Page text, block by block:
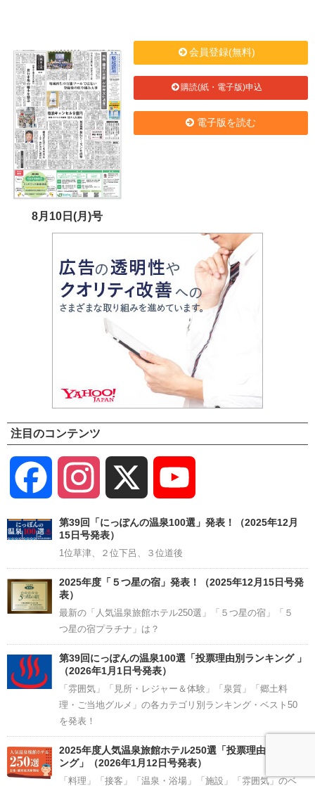
8月10日(月)号
会員登録(無料)
購読(紙・電子版)申込
電子版を読む
注目のコンテンツ
Facebook Instagram
Channel
第39回「にっぽんの温泉100選」発表！（2025年12月
15日号発表）
1位草津、２位下呂、３位道後
2025年度「５つ星の宿」発表！（2025年12月15日号発
表）
最新の「人気温泉旅館ホテル250選」「５つ星の宿」「５
つ星の宿プラチナ」は？
第39回にっぽんの温泉100選「投票理由別ランキング 」
（2026年1月1日号発表）
「雰囲気」「見所・レジャー＆体験」「泉質」「郷土料
理・ご当地グルメ」の各カテゴリ別ランキング・ベスト50
を発表！
2025年度人気温泉旅館ホテル250選「投票理由別ランキ
ング」（2026年1月12日号発表）
「料理」「接客」「温泉・浴場」「施設」「雰囲気」のベ